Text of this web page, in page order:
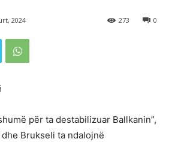
2024 0
273
për ta destabilizuar Ballkanin”,
Brukseli ta ndalojnë